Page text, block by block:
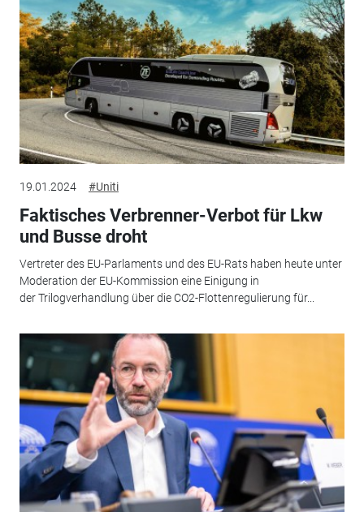
19.01.2024 #Uniti
Faktisches Verbrenner-Verbot für Lkw
und Busse droht
Vertreter des EU-Parlaments und des EU-Rats haben heute unter
Moderation der EU-Kommission eine Einigung in
der Trilogverhandlung über die CO2-Flottenregulierung für...